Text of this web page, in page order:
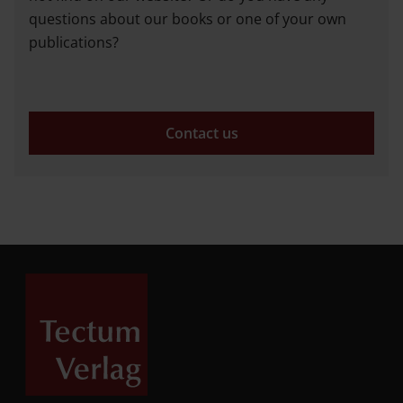
questions about our books or one of your own
publications?
Contact us